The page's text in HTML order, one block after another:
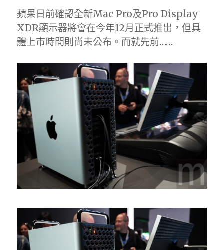
蘋果日前確認全新Mac Pro及Pro Display
XDR顯示器將會在今年12月正式推出，但具
體上市時間則尚未公布。而就先前……